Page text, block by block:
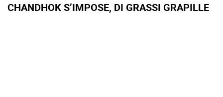
CHANDHOK S’IMPOSE, DI GRASSI GRAPILLE